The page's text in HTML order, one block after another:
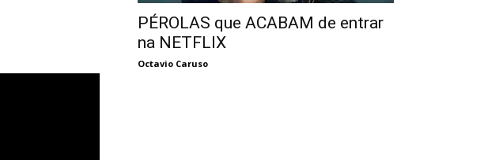
PÉROLAS que ACABAM de entrar
na NETFLIX
Octavio Caruso